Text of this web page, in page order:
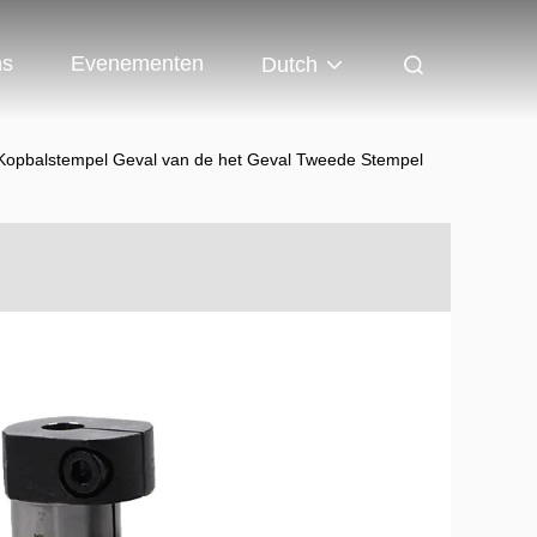
Evenementen Dutch
Geval van de het Geval Tweede Stempel